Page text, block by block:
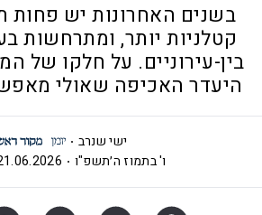
בשנים האחרונות יש פחות
קטלניות יותר, ומתרחשות
בין-עירוניים. על חלקו של
היעדר האכיפה שאולי
ישי שנרב
ו' בתמוז ה׳תשפ"ו
| 07:06